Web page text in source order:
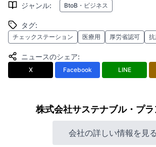
ジャンル: BtoB・ビジネス
タグ:
チェックステーション 医療用 厚労省認可 抗
ニュースのシェア:
X Facebook LINE
株式会社サステナブル・プ
会社の詳しい情報を見る